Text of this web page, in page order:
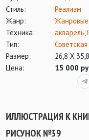
Стиль:
Реализм
Жанр:
Техника:
акварель
Тип:
Размер:
26,8 Х
Цена:
15 000
ИЛЛЮСТРАЦИЯ К
РИСУНОК №39